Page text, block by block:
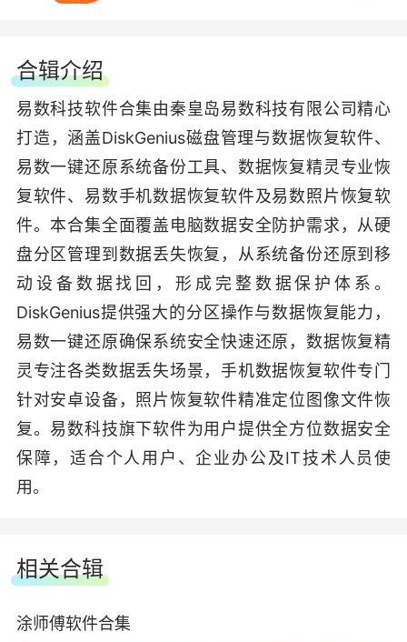
合辑介绍
易数科技软件合集由秦皇岛易数科技有限公司精心
打造，涵盖DiskGenius磁盘管理与数据恢复软件、
易数一键还原系统备份工具、数据恢复精灵专业恢
复软件、易数手机数据恢复软件及易数照片恢复软
件。本合集全面覆盖电脑数据安全防护需求，从硬
盘分区管理到数据丢失恢复，从系统备份还原到移
动设备数据找回，形成完整数据保护体系。
DiskGenius提供强大的分区操作与数据恢复能力，
易数一键还原确保系统安全快速还原，数据恢复精
灵专注各类数据丢失场景，手机数据恢复软件专门
针对安卓设备，照片恢复软件精准定位图像文件恢
复。易数科技旗下软件为用户提供全方位数据安全
保障，适合个人用户、企业办公及IT技术人员使
用。
相关合辑
涂师傅软件合集